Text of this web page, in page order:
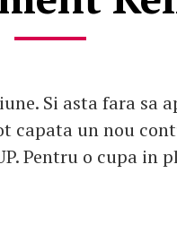
Si asta fara sa
capata un nou
Pentru o cupa in